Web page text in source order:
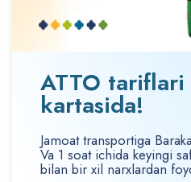
ATTO
kartasida!
Jamoat transportiga
Va 1 soat ichida keyingi
bilan bir xil narxlardan